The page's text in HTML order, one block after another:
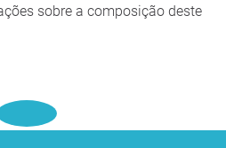
sobre a composição deste